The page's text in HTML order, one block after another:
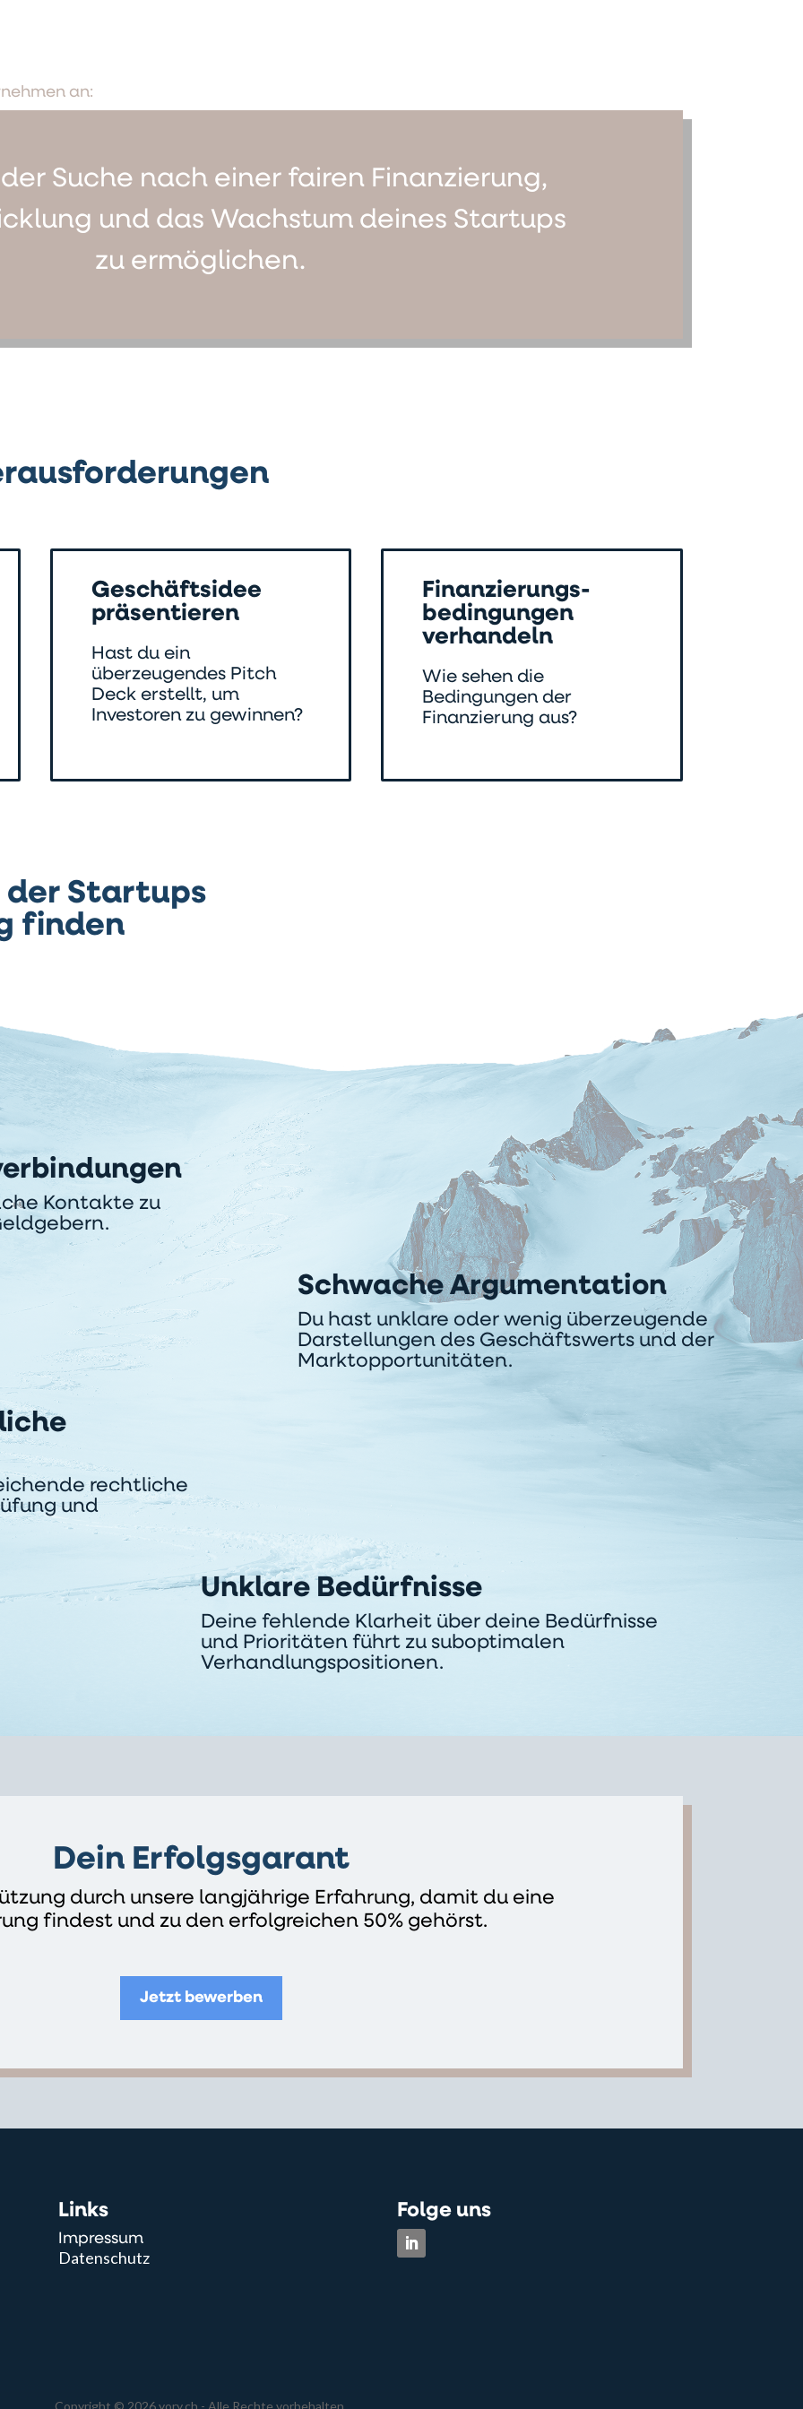
an:
Suche nach einer fairen Finanzierung,
und das Wachstum deines Startups
zu ermöglichen.
Geschäftsidee
präsentieren
Hast du ein
überzeugendes Pitch
Deck erstellt, um
Investoren zu gewinnen?
Finanzierungs-
bedingungen
verhandeln
Wie sehen die
Bedingungen der
Finanzierung aus?
Startups
finden
Kontakte zu
Schwache Argumentation
Du hast unklare oder wenig überzeugende
Darstellungen des Geschäftswerts und der
Marktopportunitäten.
rechtliche
und
Unklare Bedürfnisse
Deine fehlende Klarheit über deine Bedürfnisse
und Prioritäten führt zu suboptimalen
Verhandlungspositionen.
Dein Erfolgsgarant
durch unsere langjährige Erfahrung, damit du eine
findest und zu den erfolgreichen 50% gehörst.
Jetzt bewerben
Links
Impressum
Datenschutz
Folge uns